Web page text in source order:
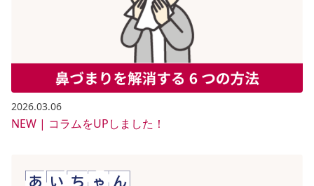
2026.03.06
NEW | コラムをUPしました！